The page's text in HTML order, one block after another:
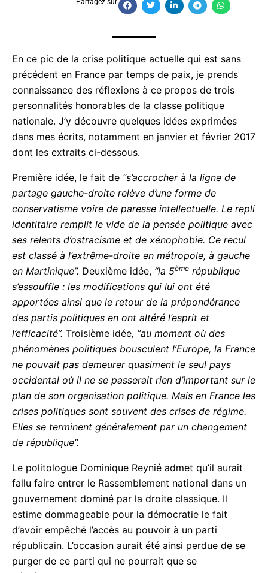
En ce pic de la crise politique actuelle qui est sans
précédent en France par temps de paix, je prends
connaissance des réflexions à ce propos de trois
personnalités honorables de la classe politique
nationale. J’y découvre quelques idées exprimées
dans mes écrits, notamment en janvier et février
Première idée, le fait de
“s’accrocher à la ligne de
partage gauche-droite relève d’une forme de
conservatisme voire de paresse intellectuelle. Le
repli identitaire remplit le vide de la pensée
politique avec ses relents d’ostracisme et de
xénophobie. Ce recul est classé à l’extrême-droite
en métropole, à gauche en Martinique”. Deuxième
“la 5
république s’essouffle : les
modifications qui lui ont été apportées ainsi que le
retour de la prépondérance des partis politiques en
ont altéré l’esprit et l’efficacité”.
Troisième idée
, “au
moment où des phénomènes politiques bousculent
l’Europe, la France ne pouvait pas demeurer
quasiment le seul pays occidental où il ne se
passerait rien d’important sur le plan de son
organisation politique. Mais en France les crises
politiques sont souvent des crises de régime. Elles
république”.
Le politologue Dominique Reynié admet qu’il aurait
fallu faire entrer le Rassemblement national dans un
gouvernement dominé par la droite classique. Il
estime dommageable pour la démocratie le fait
d’avoir empêché l’accès au pouvoir à un parti